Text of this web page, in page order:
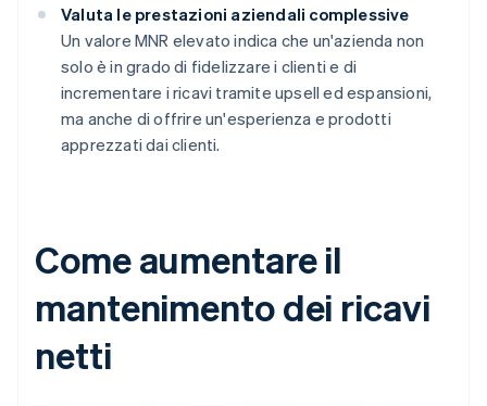
Valuta le prestazioni aziendali complessive
Un valore MNR elevato indica che un'azienda non
solo è in grado di fidelizzare i clienti e di
incrementare i ricavi tramite upsell ed espansioni,
ma anche di offrire un'esperienza e prodotti
apprezzati dai clienti.
Come aumentare il
mantenimento dei ricavi
netti